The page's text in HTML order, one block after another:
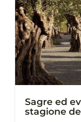
Sagre ed
stagione